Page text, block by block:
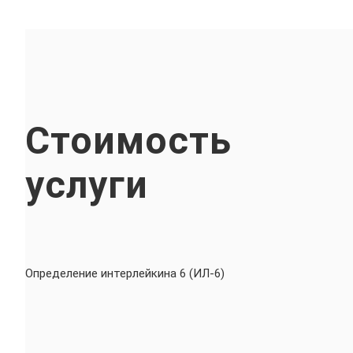
Стоимость
услуги
Определение интерлейкина 6 (ИЛ-6)